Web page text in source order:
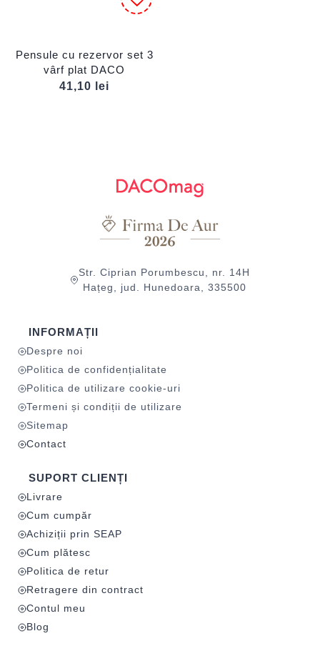
Pensule cu rezervor set 3
vârf plat DACO
41,10
lei
Str. Ciprian Porumbescu, nr. 14H
Hațeg, jud. Hunedoara, 335500
INFORMAȚII
Despre noi
Politica de confidențialitate
Politica de utilizare cookie-uri
Termeni și condiții de utilizare
Sitemap
Contact
SUPORT CLIENȚI
Livrare
Cum cumpăr
Achiziții prin SEAP
Cum plătesc
Politica de retur
Retragere din contract
Contul meu
Blog